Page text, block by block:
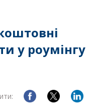
у роумінгу